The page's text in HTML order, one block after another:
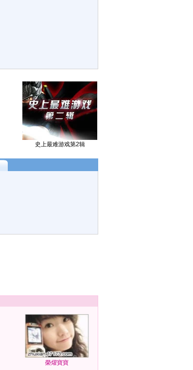
史上最难游戏第2辑
榮燿寶寶